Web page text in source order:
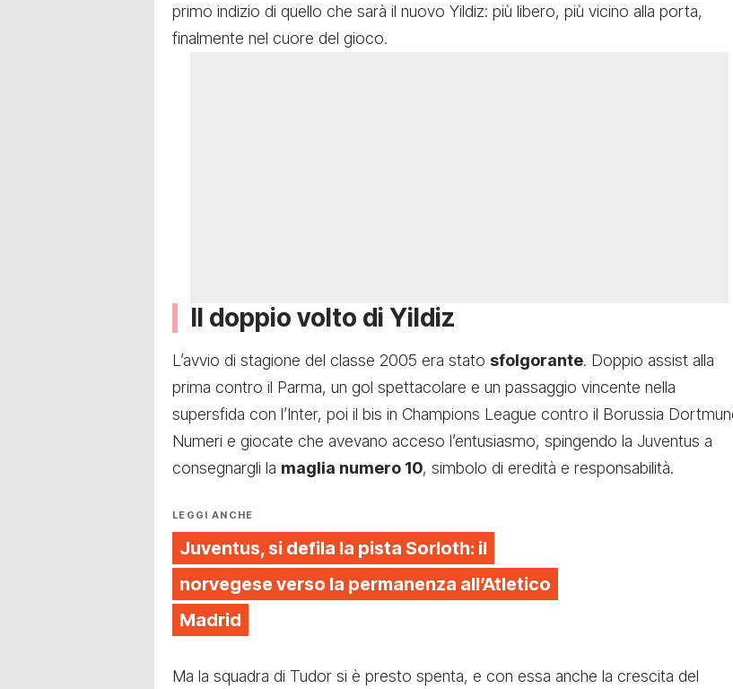
primo indizio di quello che sarà il nuovo Yildiz: più libero, più vicino alla porta,
finalmente nel cuore del gioco.
Il doppio volto di Yildiz
L’avvio di stagione del classe 2005 era stato sfolgorante. Doppio assist alla
prima contro il Parma, un gol spettacolare e un passaggio vincente nella
supersfida con l’Inter, poi il bis in Champions League contro il Borussia
Numeri e giocate che avevano acceso l’entusiasmo, spingendo la Juventus a
consegnargli la maglia numero 10, simbolo di eredità e responsabilità.
LEGGI ANCHE
Juventus, si defila la pista Sorloth: il
norvegese verso la permanenza all’Atletico
Madrid
Ma la squadra di Tudor si è presto spenta, e con essa anche la crescita del